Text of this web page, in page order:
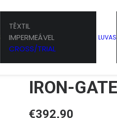
TÊXTIL
IMPERMEÁVEL
CROSS/TRIAL
LUVAS
DAINESE
IRON-GATE
€392,90